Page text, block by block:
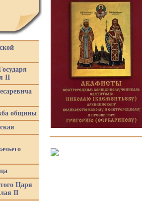
II
общины
Царя
II